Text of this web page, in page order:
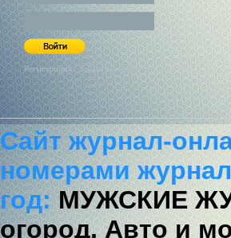
Регистрация / Забыл пароль?
Сайт журнал-
номерами
год:МУЖСКИЕ
огород, Авто и